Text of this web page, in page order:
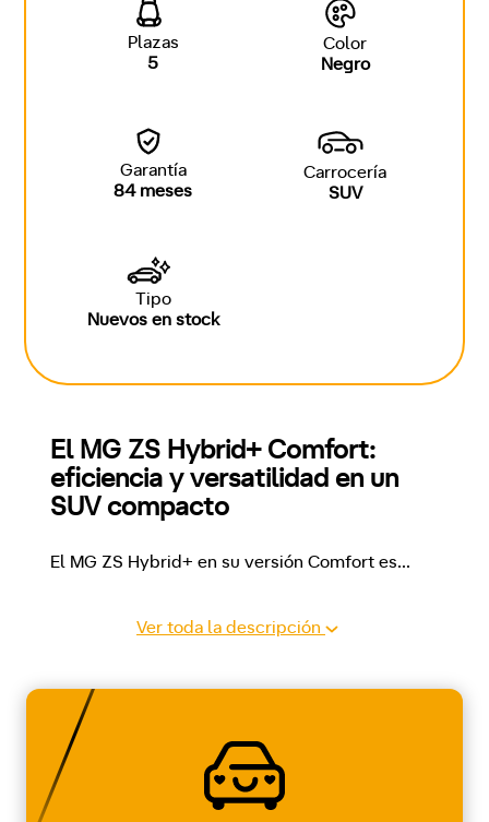
Plazas
5
Color
Negro
Garantía
84 meses
Carrocería
SUV
Tipo
Nuevos en stock
El MG ZS Hybrid+ Comfort:
eficiencia y versatilidad en un
SUV compacto
El MG ZS Hybrid+ en su versión Comfort es...
Ver toda la descripción